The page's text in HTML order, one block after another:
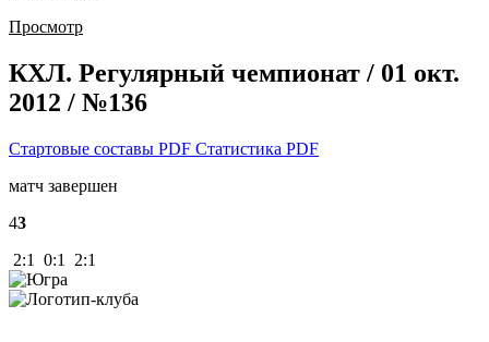
Просмотр
КХЛ. Регулярный чемпионат / 01 окт.
2012 / №136
Стартовые составы PDF Статистика PDF
матч завершен
43
2:1 0:1 2:1